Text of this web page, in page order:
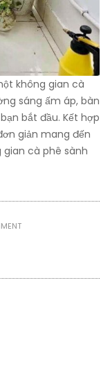
không gian cà
sáng ấm áp, bàn
bắt đầu. Kết hợp
giản mang đến
cà phê sành